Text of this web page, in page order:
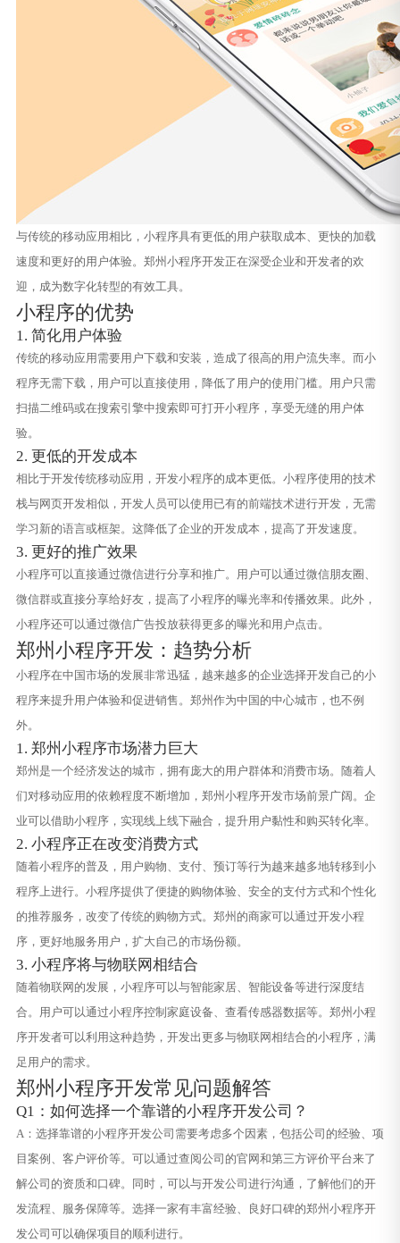
与传统的移动应用相比，小程序具有更低的用户获取成本、更快的加载
速度和更好的用户体验。郑州小程序开发正在深受企业和开发者的欢
迎，成为数字化转型的有效工具。
小程序的优势
1. 简化用户体验
传统的移动应用需要用户下载和安装，造成了很高的用户流失率。而小
程序无需下载，用户可以直接使用，降低了用户的使用门槛。用户只需
扫描二维码或在搜索引擎中搜索即可打开小程序，享受无缝的用户体
验。
2. 更低的开发成本
相比于开发传统移动应用，开发小程序的成本更低。小程序使用的技术
栈与网页开发相似，开发人员可以使用已有的前端技术进行开发，无需
学习新的语言或框架。这降低了企业的开发成本，提高了开发速度。
3. 更好的推广效果
小程序可以直接通过微信进行分享和推广。用户可以通过微信朋友圈、
微信群或直接分享给好友，提高了小程序的曝光率和传播效果。此外，
小程序还可以通过微信广告投放获得更多的曝光和用户点击。
郑州小程序开发：趋势分析
小程序在中国市场的发展非常迅猛，越来越多的企业选择开发自己的小
程序来提升用户体验和促进销售。郑州作为中国的中心城市，也不例
外。
1. 郑州小程序市场潜力巨大
郑州是一个经济发达的城市，拥有庞大的用户群体和消费市场。随着人
们对移动应用的依赖程度不断增加，郑州小程序开发市场前景广阔。企
业可以借助小程序，实现线上线下融合，提升用户黏性和购买转化率。
2. 小程序正在改变消费方式
随着小程序的普及，用户购物、支付、预订等行为越来越多地转移到小
程序上进行。小程序提供了便捷的购物体验、安全的支付方式和个性化
的推荐服务，改变了传统的购物方式。郑州的商家可以通过开发小程
序，更好地服务用户，扩大自己的市场份额。
3. 小程序将与物联网相结合
随着物联网的发展，小程序可以与智能家居、智能设备等进行深度结
合。用户可以通过小程序控制家庭设备、查看传感器数据等。郑州小程
序开发者可以利用这种趋势，开发出更多与物联网相结合的小程序，满
足用户的需求。
郑州小程序开发常见问题解答
Q1：如何选择一个靠谱的小程序开发公司？
A：选择靠谱的小程序开发公司需要考虑多个因素，包括公司的经验、项
目案例、客户评价等。可以通过查阅公司的官网和第三方评价平台来了
解公司的资质和口碑。同时，可以与开发公司进行沟通，了解他们的开
发流程、服务保障等。选择一家有丰富经验、良好口碑的郑州小程序开
发公司可以确保项目的顺利进行。